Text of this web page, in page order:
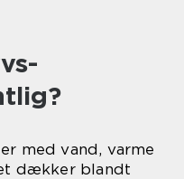
med vand, varme
dækker blandt